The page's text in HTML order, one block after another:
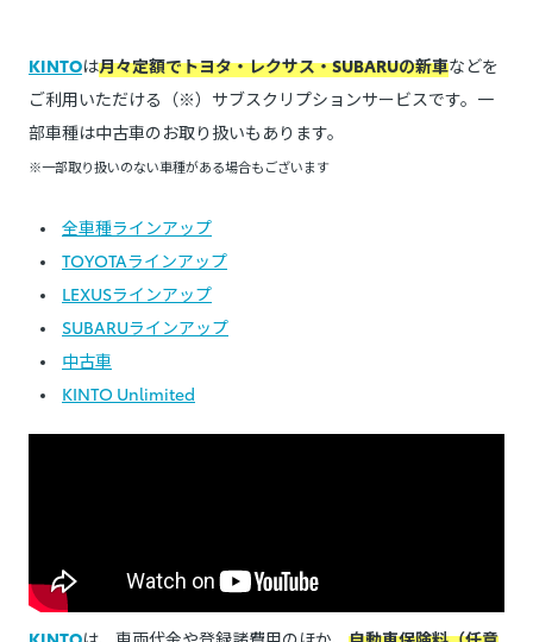
KINTOは月々定額でトヨタ・レクサス・SUBARUの新車などを
ご利用いただける（※）サブスクリプションサービスです。一
部車種は中古車のお取り扱いもあります。
※一部取り扱いのない車種がある場合もございます
全車種ラインアップ
TOYOTAラインアップ
LEXUSラインアップ
SUBARUラインアップ
中古車
KINTO Unlimited